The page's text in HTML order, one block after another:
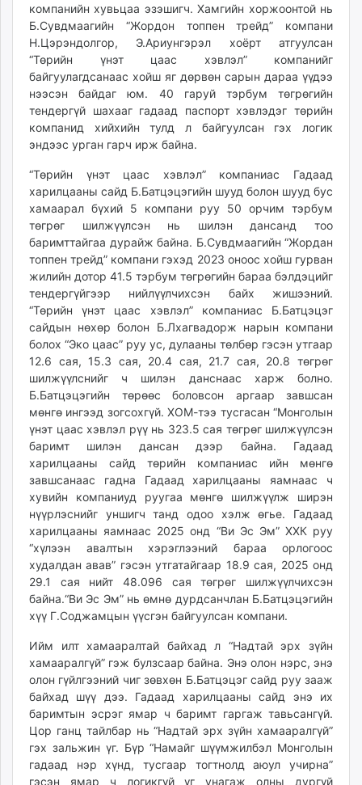
компанийн хувьцаа эзэшигч. Хамгийн хоржоонтой нь
Б.Сувдмаагийн “Жордон топпен трейд” компани
Н.Цэрэндолгор, Э.Ариунгэрэл хоёрт атгуулсан
“Төрийн үнэт цаас хэвлэл” компанийг
байгуулагдсанаас хойш яг дөрвөн сарын дараа үүдээ
нээсэн байдаг юм. 40 гаруй тэрбум төгрөгийн
тендергүй шахааг гадаад паспорт хэвлэдэг төрийн
компанид хийхийн тулд л байгуулсан гэх логик
эндээс урган гарч ирж байна.
“Төрийн үнэт цаас хэвлэл” компаниас Гадаад
харилцааны сайд Б.Батцэцэгийн шууд болон шууд бус
хамаарал бүхий 5 компани руу 50 орчим тэрбум
төгрөг шилжүүлсэн нь шилэн дансанд тоо
баримттайгаа дурайж байна. Б.Сувдмаагийн “Жордан
топпен трейд” компани гэхэд 2023 оноос хойш гурван
жилийн дотор 41.5 тэрбум төгрөгийн бараа бэлдэцийг
тендергүйгээр нийлүүлчихсэн байх жишээний.
“Төрийн үнэт цаас хэвлэл” компаниас Б.Батцэцэг
сайдын нөхөр болон Б.Лхагвадорж нарын компани
болох “Эко цаас” руу ус, дулааны төлбөр гэсэн утгаар
12.6 сая, 15.3 сая, 20.4 сая, 21.7 сая, 20.8 төгрөг
шилжүүлснийг ч шилэн данснаас харж болно.
Б.Батцэцэгийн төрөөс боловсон аргаар завшсан
мөнгө ингээд зогсохгүй. ХОМ-тээ тусгасан “Монголын
үнэт цаас хэвлэл рүү нь 323.5 сая төгрөг шилжүүлсэн
баримт шилэн дансан дээр байна. Гадаад
харилцааны сайд төрийн компаниас ийн мөнгө
завшсанаас гадна Гадаад харилцааны яамнаас ч
хувийн компаниуд руугаа мөнгө шилжүүлж ширэн
нүүрлэснийг уншигч танд одоо хэлж өгье. Гадаад
харилцааны яамнаас 2025 онд “Ви Эс Эм” ХХК руу
“хүлээн авалтын хэрэглээний бараа орлогоос
худалдан авав” гэсэн утгатайгаар 18.9 сая, 2025 онд
29.1 сая нийт 48.096 сая төгрөг шилжүүлчихсэн
байна.“Ви Эс Эм” нь өмнө дурдсанчлан Б.Батцэцэгийн
хүү Г.Соджамцын үүсгэн байгуулсан компани.
Ийм илт хамааралтай байхад л “Надтай эрх зүйн
хамааралгүй” гэж булзсаар байна. Энэ олон нэрс, энэ
олон гүйлгээний чиг зөвхөн Б.Батцэцэг сайд руу зааж
байхад шүү дээ. Гадаад харилцааны сайд энэ их
баримтын эсрэг ямар ч баримт гаргаж тавьсангүй.
Цор ганц тайлбар нь “Надтай эрх зүйн хамааралгүй”
гэх зальжин үг. Бүр “Намайг шүүмжилбэл Монголын
гадаад нэр хүнд, тусгаар тогтнолд аюул учирна”
гэсэн ямар ч логикгүй үг унагаж олны дургүй